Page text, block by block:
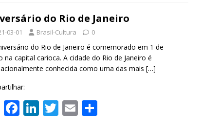
s
A
p
p
b
o
o
k
e
dI
n
er l e
do Rio de Janeiro
03-01 Brasil-Cultura 0
do Rio de Janeiro é comemorado em 1 de
na capital carioca. A cidade do Rio de Janeiro é
conhecida como uma das mais […]
W F Li T E